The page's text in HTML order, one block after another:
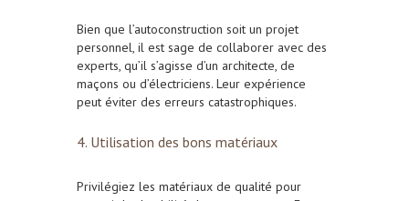
Bien que l’autoconstruction soit un projet
personnel, il est sage de collaborer avec des
experts, qu’il s’agisse d’un architecte, de
maçons ou d’électriciens. Leur expérience
peut éviter des erreurs catastrophiques.
4. Utilisation des bons matériaux
Privilégiez les matériaux de qualité pour